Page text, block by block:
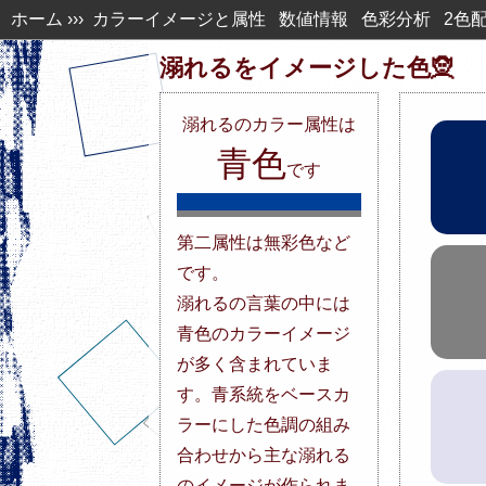
ホーム ››› カラーイメージと属性 数値情報 色彩分析 2色
溺れるをイメージした色🧝
溺れるのカラー属性は
青色です
第二属性は無彩色など
です。
溺れるの言葉の中には
青色のカラーイメージ
が多く含まれていま
す。青系統をベースカ
ラーにした色調の組み
合わせから主な溺れる